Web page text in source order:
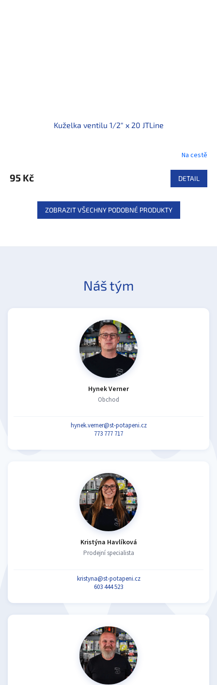
Kuželka ventilu 1/2" x 20 JTLine
Na cestě
95 Kč DETAIL
ZOBRAZIT VŠECHNY PODOBNÉ PRODUKTY
Náš tým
Hynek Verner
Obchod
hynek.verner@st-potapeni.cz
773 777 717
Kristýna Havlíková
Prodejní specialista
kristyna@st-potapeni.cz
603 444 523